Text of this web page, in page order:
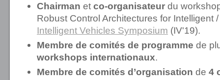
Chairman et co-organisateur du
Robust Control Architectures for Intelligent
Intelligent Vehicles Symposium (IV'19).
Membre de comités de programme de
workshops internationaux.
Membre de comités d’organisation de 4